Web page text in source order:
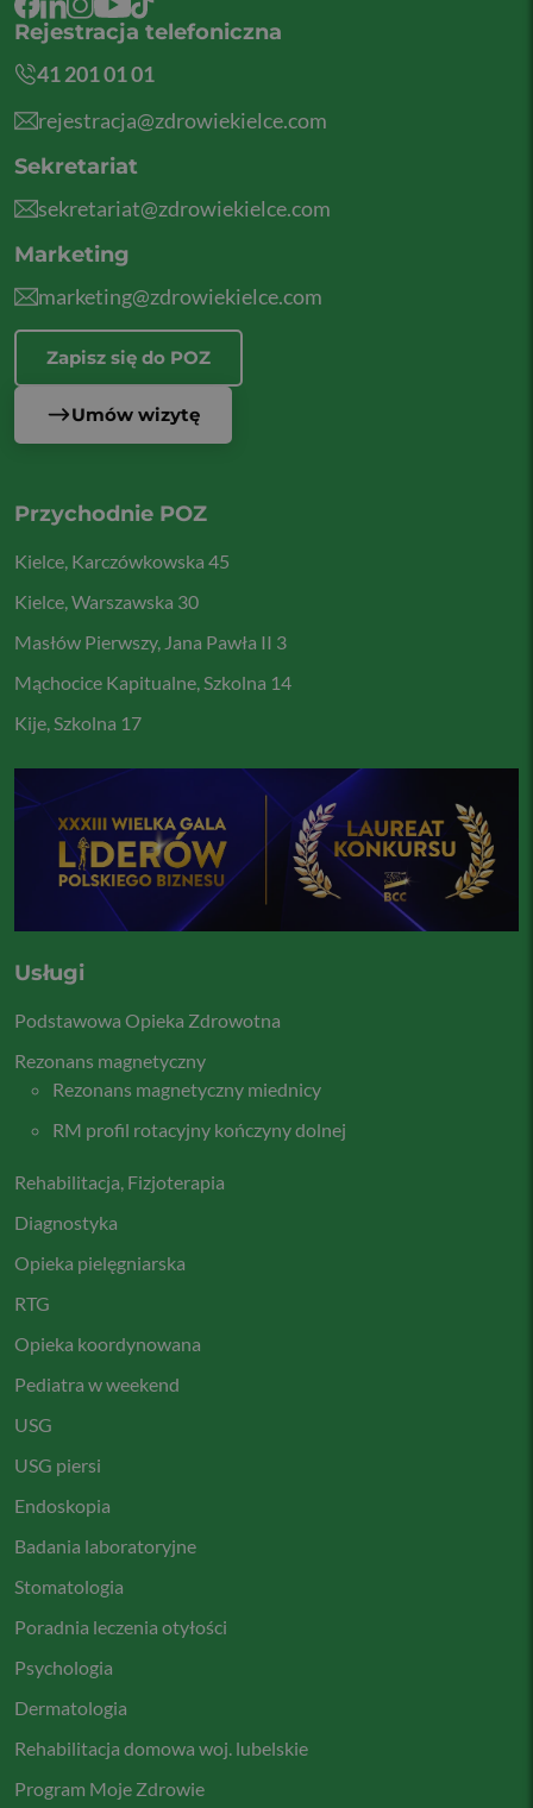
Rejestracja telefoniczna
41 201 01 01
rejestracja@zdrowiekielce.com
Sekretariat
sekretariat@zdrowiekielce.com
Marketing
marketing@zdrowiekielce.com
Zapisz się do POZ
Umów wizytę
Przychodnie POZ
Kielce, Karczówkowska 45
Kielce, Warszawska 30
Masłów Pierwszy, Jana Pawła II 3
Mąchocice Kapitualne, Szkolna 14
Kije, Szkolna 17
Usługi
Podstawowa Opieka Zdrowotna
Rezonans magnetyczny
Rezonans magnetyczny miednicy
RM profil rotacyjny kończyny dolnej
Rehabilitacja, Fizjoterapia
Diagnostyka
Opieka pielęgniarska
RTG
Opieka koordynowana
Pediatra w weekend
USG
USG piersi
Endoskopia
Badania laboratoryjne
Stomatologia
Poradnia leczenia otyłości
Psychologia
Dermatologia
Rehabilitacja domowa woj. lubelskie
Program Moje Zdrowie